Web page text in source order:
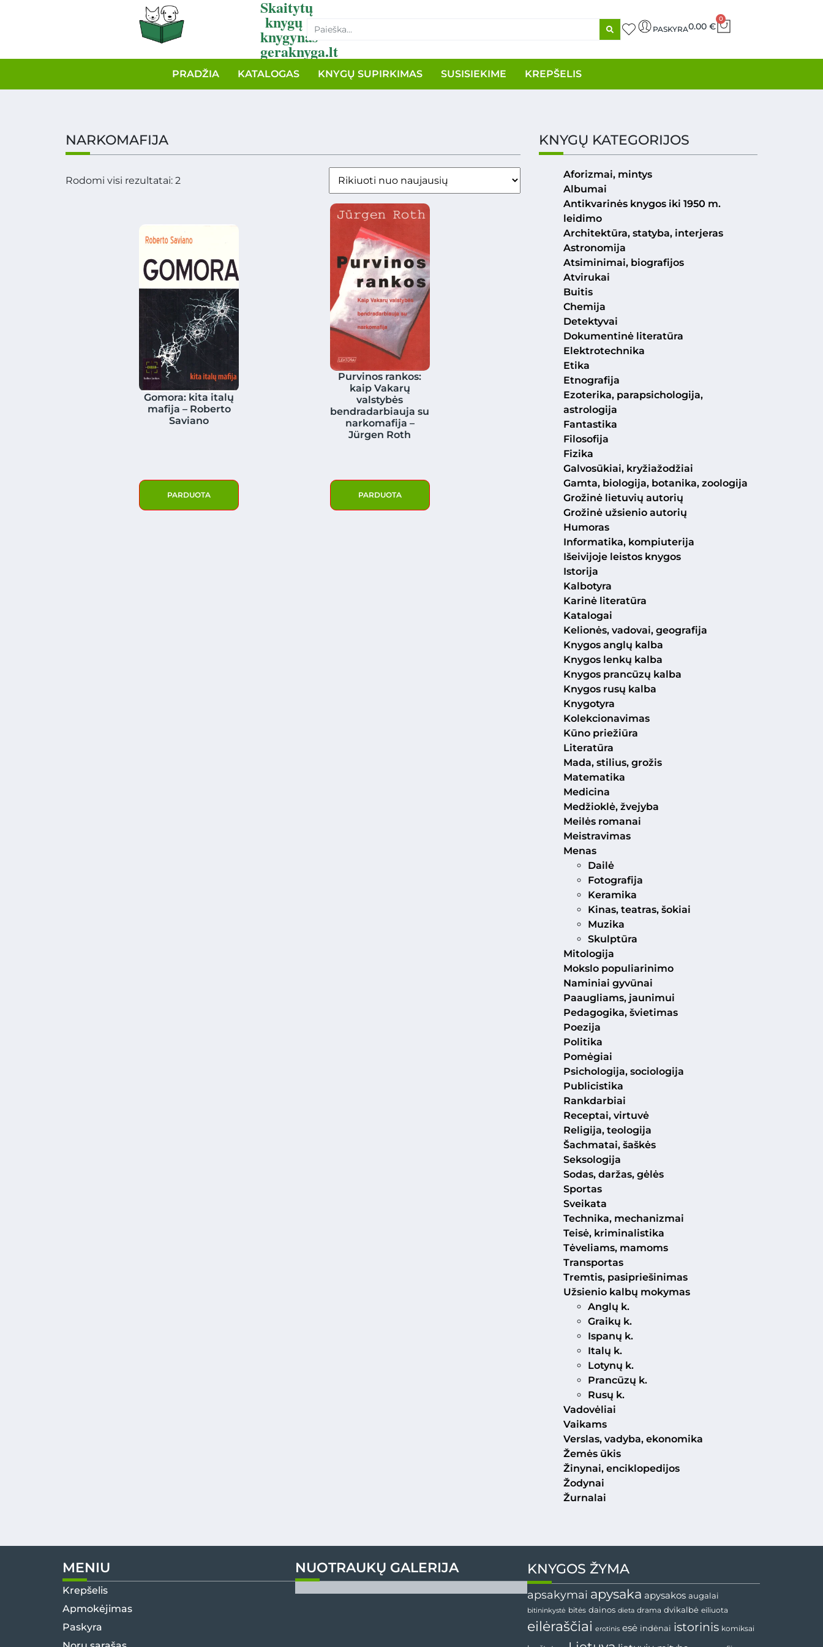
Skaitytų
knygų
knygynas
geraknyga.lt
PASKYRA0.00 €
0
PRADŽIA KATALOGAS KNYGŲ SUPIRKIMAS SUSISIEKIME KREPŠELIS
NARKOMAFIJA
Rodomi visi rezultatai: 2
Gomora: kita italų
mafija – Roberto
Saviano
PARDUOTA
Purvinos rankos:
kaip Vakarų
valstybės
bendradarbiauja su
narkomafija –
Jürgen Roth
PARDUOTA
KNYGŲ KATEGORIJOS
Aforizmai, mintys
Albumai
Antikvarinės knygos iki 1950 m.
leidimo
Architektūra, statyba, interjeras
Astronomija
Atsiminimai, biografijos
Atvirukai
Buitis
Chemija
Detektyvai
Dokumentinė literatūra
Elektrotechnika
Etika
Etnografija
Ezoterika, parapsichologija,
astrologija
Fantastika
Filosofija
Fizika
Galvosūkiai, kryžiažodžiai
Gamta, biologija, botanika, zoologija
Grožinė lietuvių autorių
Grožinė užsienio autorių
Humoras
Informatika, kompiuterija
Išeivijoje leistos knygos
Istorija
Kalbotyra
Karinė literatūra
Katalogai
Kelionės, vadovai, geografija
Knygos anglų kalba
Knygos lenkų kalba
Knygos prancūzų kalba
Knygos rusų kalba
Knygotyra
Kolekcionavimas
Kūno priežiūra
Literatūra
Mada, stilius, grožis
Matematika
Medicina
Medžioklė, žvejyba
Meilės romanai
Meistravimas
Menas
Dailė
Fotografija
Keramika
Kinas, teatras, šokiai
Muzika
Skulptūra
Mitologija
Mokslo populiarinimo
Naminiai gyvūnai
Paaugliams, jaunimui
Pedagogika, švietimas
Poezija
Politika
Pomėgiai
Psichologija, sociologija
Publicistika
Rankdarbiai
Receptai, virtuvė
Religija, teologija
Šachmatai, šaškės
Seksologija
Sodas, daržas, gėlės
Sportas
Sveikata
Technika, mechanizmai
Teisė, kriminalistika
Tėveliams, mamoms
Transportas
Tremtis, pasipriešinimas
Užsienio kalbų mokymas
Anglų k.
Graikų k.
Ispanų k.
Italų k.
Lotynų k.
Prancūzų k.
Rusų k.
Vadovėliai
Vaikams
Verslas, vadyba, ekonomika
Žemės ūkis
Žinynai, enciklopedijos
Žodynai
Žurnalai
MENIU
Krepšelis
Apmokėjimas
Paskyra
NUOTRAUKŲ GALERIJA KNYGOS ŽYMA
apsakymai apysaka apysakos augalai
bitininkystė bitės dainos dieta drama dvikalbė eiliuota
eilėraščiai erotinis esė indėnai istorinis komiksai